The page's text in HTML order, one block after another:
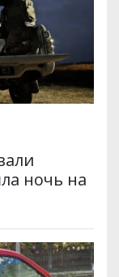
ночь на